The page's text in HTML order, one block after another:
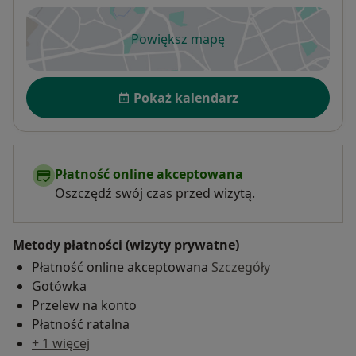
Powiększ mapęotwiera się w nowej karcie
Dostępność
Pokaż kalendarz
Płatność online akceptowana
Oszczędź swój czas przed wizytą.
Metody płatności (wizyty prywatne)
Płatność online akceptowana Szczegóły
Gotówka
Przelew na konto
Płatność ratalna
+ 1 więcej